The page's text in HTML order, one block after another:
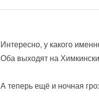
Интересно, у какого
Оба выходят на
А теперь ещё и ночная